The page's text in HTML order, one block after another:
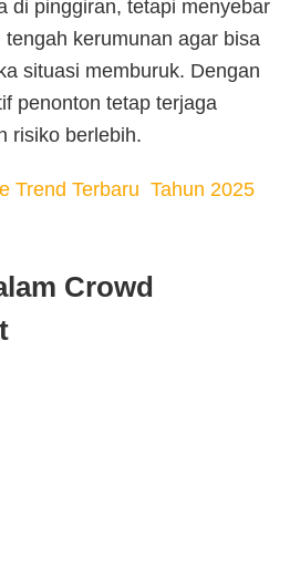
di pinggiran, tetapi menyebar
kerumunan agar bisa
situasi memburuk. Dengan
penonton tetap terjaga
risiko berlebih.
Trend Terbaru Tahun 2025
Crowd